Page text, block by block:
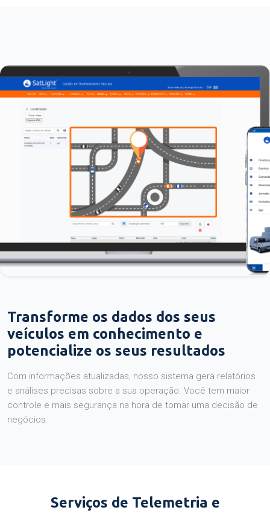
Transforme os dados dos seus
veículos em conhecimento e
potencialize os seus resultados
Com informações atualizadas, nosso sistema gera relatórios
e análises precisas sobre a sua operação. Você tem maior
controle e mais segurança na hora de tomar uma decisão de
negócios.
Serviços de Telemetria e